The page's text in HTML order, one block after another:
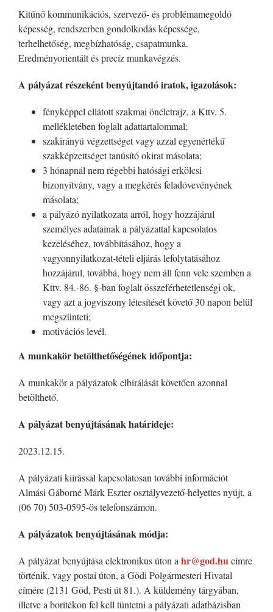
Kitűnő kommunikációs, szervező- és problémamegoldó
képesség, rendszerben gondolkodás képessége,
terhelhetőség, megbízhatóság, csapatmunka.
Eredményorientált és precíz munkavégzés.
A pályázat részeként benyújtandó iratok, igazolások:
fényképpel ellátott szakmai önéletrajz, a Kttv. 5.
mellékletében foglalt adattartalommal;
szakirányú végzettséget vagy azzal egyenértékű
szakképzettséget tanúsító okirat másolata;
3 hónapnál nem régebbi hatósági erkölcsi
bizonyítvány, vagy a megkérés feladóvevényének
másolata;
a pályázó nyilatkozata arról, hogy hozzájárul
személyes adatainak a pályázattal kapcsolatos
kezeléséhez, továbbításához, hogy a
vagyonnyilatkozat-tételi eljárás lefolytatásához
hozzájárul, továbbá, hogy nem áll fenn vele szemben a
Kttv. 84.-86. §-ban foglalt összeférhetetlenségi ok,
vagy azt a jogviszony létesítését követő 30 napon belül
megszünteti;
motivációs levél.
A munkakör betölthetőségének időpontja:
A munkakör a pályázatok elbírálását követően azonnal
betölthető.
A pályázat benyújtásának határideje:
2023.12.15.
A pályázati kiírással kapcsolatosan további információt
Almási Gáborné Márk Eszter osztályvezető-helyettes nyújt, a
(06 70) 503-0595-ös telefonszámon.
A pályázatok benyújtásának módja:
A pályázat benyújtása elektronikus úton a hr@god.hucímre
történik, vagy postai úton, a Gödi Polgármesteri Hivatal
címére (2131 Göd, Pesti út 81.). A küldemény tárgyában,
illetve a borítékon fel kell tüntetni a pályázati adatbázisban